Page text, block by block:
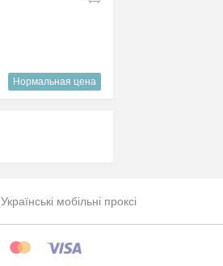
Нормальная цена
Українські мобільні проксі